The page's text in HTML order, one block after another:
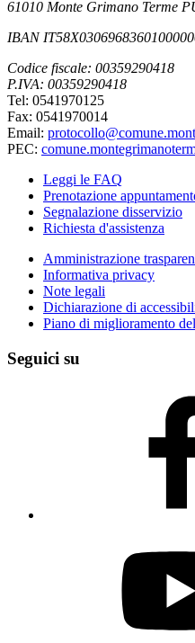
61010 Monte Grimano Terme
IBAN
Codice fiscale: 00359290418
P.IVA: 00359290418
Tel: 0541970125
Fax: 0541970014
Email:
PEC:
Leggi le FAQ
Prenotazione
Segnalazione disservizio
Richiesta d'assistenza
Amministrazione
Informativa privacy
Note legali
Dichiarazione di
Piano di miglioramento
Seguici su